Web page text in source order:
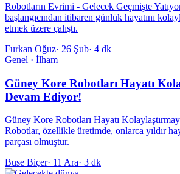
Robotların Evrimi - Gelecek Geçmişte
başlangıcından itibaren günlük hayatını
etmek üzere çalıştı.
Furkan Oğuz· 26 Şub· 4 dk
Genel · İlham
Güney Kore Robotları Hayatı
Devam Ediyor!
Güney Kore Robotları Hayatı
Robotlar, özellikle üretimde, onlarca yıldır
parçası olmuştur.
Buse Biçer· 11 Ara· 3 dk